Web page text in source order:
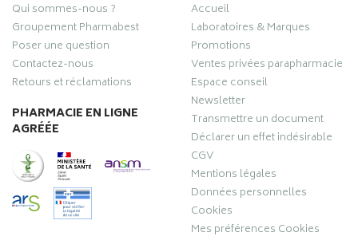
Qui sommes-nous ?
Groupement Pharmabest
Poser une question
Contactez-nous
Retours et réclamations
PHARMACIE EN LIGNE
AGRÉÉE
Accueil
Laboratoires & Marques
Promotions
Ventes privées parapharmacie
Espace conseil
Newsletter
Transmettre un document
Déclarer un effet indésirable
CGV
Mentions légales
Données personnelles
Cookies
Mes préférences Cookies